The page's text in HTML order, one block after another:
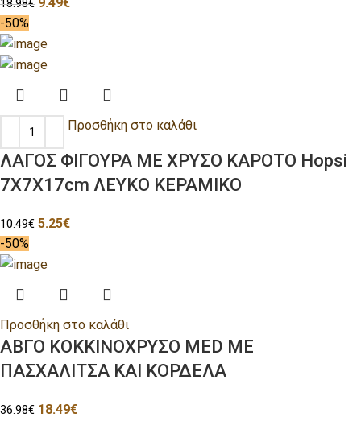
18.98€
-50%
Προσθήκη στο καλάθι
ΛΑΓΟΣ ΦΙΓΟΥΡΑ ΜΕ ΧΡΥΣΟ ΚΑΡΟΤΟ Hopsi
7Χ7Χ17cm ΛΕΥΚΟ ΚΕΡΑΜΙΚΟ
10.49€ 5.25€
-50%
Προσθήκη στο καλάθι
ΑΒΓΟ ΚΟΚΚΙΝΟΧΡΥΣΟ MED ΜΕ
ΠΑΣΧΑΛΙΤΣΑ ΚΑΙ ΚΟΡΔΕΛΑ
36.98€ 18.49€